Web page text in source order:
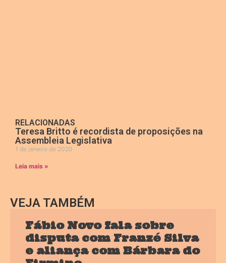
RELACIONADAS
Teresa Britto é recordista de proposições na
Assembleia Legislativa
1 de janeiro de 2020
Leia mais »
VEJA TAMBÉM
Fábio Novo fala sobre
disputa com Franzé Silva
e aliança com Bárbara do